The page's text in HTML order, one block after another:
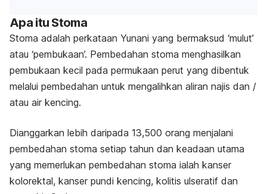
Apa itu Stoma
Stoma adalah perkataan Yunani yang bermaksud ‘mulut’
atau ‘pembukaan’. Pembedahan stoma menghasilkan
pembukaan kecil pada permukaan perut yang dibentuk
melalui pembedahan untuk mengalihkan aliran najis dan /
atau air kencing.
Dianggarkan lebih daripada 13,500 orang menjalani
pembedahan stoma setiap tahun dan keadaan utama
yang memerlukan pembedahan stoma ialah kanser
kolorektal, kanser pundi kencing, kolitis ulseratif dan